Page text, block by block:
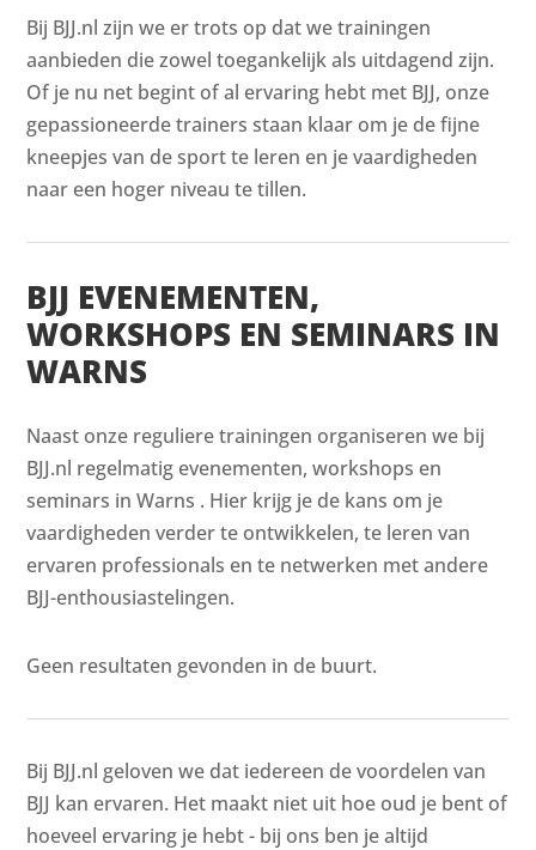
Bij BJJ.nl zijn we er trots op dat we trainingen
aanbieden die zowel toegankelijk als uitdagend zijn.
Of je nu net begint of al ervaring hebt met BJJ, onze
gepassioneerde trainers staan klaar om je de fijne
kneepjes van de sport te leren en je vaardigheden
naar een hoger niveau te tillen.
BJJ EVENEMENTEN,
WORKSHOPS EN SEMINARS IN
WARNS
Naast onze reguliere trainingen organiseren we bij
BJJ.nl regelmatig evenementen, workshops en
seminars in Warns . Hier krijg je de kans om je
vaardigheden verder te ontwikkelen, te leren van
ervaren professionals en te netwerken met andere
BJJ-enthousiastelingen.
Geen resultaten gevonden in de buurt.
Bij BJJ.nl geloven we dat iedereen de voordelen van
BJJ kan ervaren. Het maakt niet uit hoe oud je bent of
hoeveel ervaring je hebt - bij ons ben je altijd